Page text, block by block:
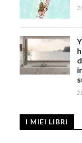
I MIEI LIBRI